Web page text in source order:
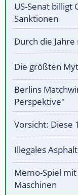
US-Senat billigt
Sanktionen
Durch die
Die größten
Berlins
Perspektive"
Vorsicht: Diese
Illegales
Memo-Spiel
Maschinen